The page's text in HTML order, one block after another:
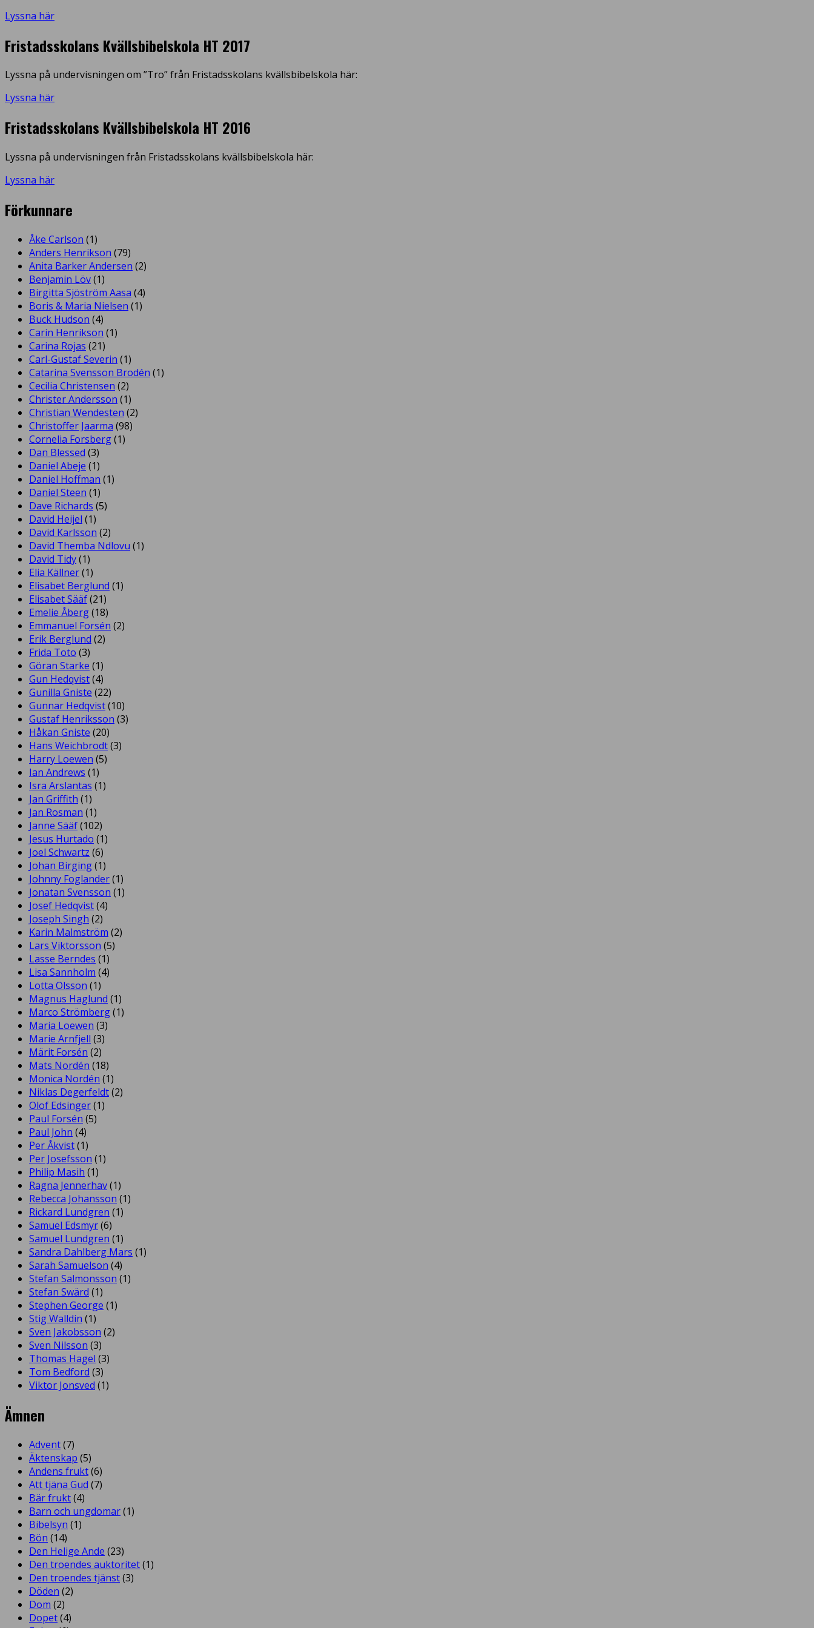
Lyssna här
Fristadsskolans Kvällsbibelskola HT 2017
Lyssna på undervisningen om ”Tro” från Fristadsskolans kvällsbibelskola här:
Lyssna här
Fristadsskolans Kvällsbibelskola HT 2016
Lyssna på undervisningen från Fristadsskolans kvällsbibelskola här:
Lyssna här
Förkunnare
Åke Carlson (1)
Anders Henrikson (79)
Anita Barker Andersen (2)
Benjamin Löv(1)
Birgitta Sjöström Aasa (4)
Boris & Maria Nielsen (1)
Buck Hudson (4)
Carin Henrikson (1)
Carina Rojas (21)
Carl-Gustaf Severin (1)
Catarina Svensson Brodén (1)
Cecilia Christensen (2)
Christer Andersson (1)
Christian Wendesten (2)
Christoffer Jaarma (98)
Cornelia Forsberg(1)
Dan Blessed (3)
Daniel Abeje (1)
Daniel Hoffman (1)
Daniel Steen (1)
Dave Richards (5)
David Heijel (1)
David Karlsson (2)
David Themba Ndlovu (1)
David Tidy(1)
Elia Källner(1)
Elisabet Berglund (1)
Elisabet Sääf(21)
Emelie Åberg(18)
Emmanuel Forsén (2)
Erik Berglund (2)
Frida Toto (3)
Göran Starke (1)
Gun Hedqvist(4)
Gunilla Gniste (22)
Gunnar Hedqvist(10)
Gustaf Henriksson (3)
Håkan Gniste (20)
Hans Weichbrodt(3)
Harry Loewen (5)
Ian Andrews (1)
Isra Arslantas (1)
Jan Griffith (1)
Jan Rosman (1)
Janne Sääf(102)
Jesus Hurtado (1)
Joel Schwartz (6)
Johan Birging(1)
Johnny Foglander(1)
Jonatan Svensson (1)
Josef Hedqvist(4)
Joseph Singh (2)
Karin Malmström (2)
Lars Viktorsson (5)
Lasse Berndes (1)
Lisa Sannholm (4)
Lotta Olsson (1)
Magnus Haglund (1)
Marco Strömberg(1)
Maria Loewen (3)
Marie Arnfjell (3)
Märit Forsén (2)
Mats Nordén (18)
Monica Nordén (1)
Niklas Degerfeldt(2)
Olof Edsinger(1)
Paul Forsén (5)
Paul John (4)
Per Åkvist(1)
Per Josefsson (1)
Philip Masih (1)
Ragna Jennerhav(1)
Rebecca Johansson (1)
Rickard Lundgren (1)
Samuel Edsmyr(6)
Samuel Lundgren (1)
Sandra Dahlberg Mars (1)
Sarah Samuelson (4)
Stefan Salmonsson (1)
Stefan Swärd (1)
Stephen George (1)
Stig Walldin (1)
Sven Jakobsson (2)
Sven Nilsson (3)
Thomas Hagel (3)
Tom Bedford (3)
Viktor Jonsved (1)
Ämnen
Advent(7)
Äktenskap (5)
Andens frukt(6)
Att tjäna Gud (7)
Bär frukt(4)
Barn och ungdomar(1)
Bibelsyn (1)
Bön (14)
Den Helige Ande (23)
Den troendes auktoritet(1)
Den troendes tjänst(3)
Döden (2)
Dom (2)
Dopet(4)